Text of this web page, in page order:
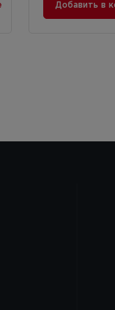
Добавить в